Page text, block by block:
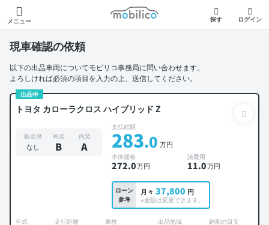
メニュー
モビリコ
探す ログイン
現車確認の依頼
以下の出品車両についてモビリコ事務局に問い合わせます。
よろしければ必須の項目を入力の上、送信してください。
出品中
トヨタ カローラクロス ハイブリッド Z
板金歴
なし
外装
B
内装
A
支払総額
283.0 万円
本体価格
272.0万円
諸費用
11.0万円
ローン
参考
月々 37,800 円
※金額は変更できます。
年式 走行距離 車検 出品地域 納期の目安